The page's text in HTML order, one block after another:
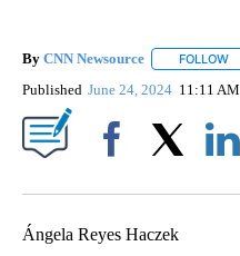
By CNN Newsource FOLLOW
Published June 24, 2024 11:11 AM
Ángela Reyes Haczek